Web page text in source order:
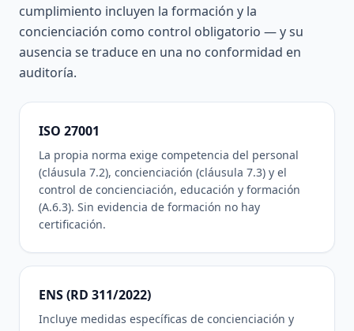
cumplimiento incluyen la formación y la
concienciación como control obligatorio — y su
ausencia se traduce en una no conformidad en
auditoría.
ISO 27001
La propia norma exige competencia del personal
(cláusula 7.2), concienciación (cláusula 7.3) y el
control de concienciación, educación y formación
(A.6.3). Sin evidencia de formación no hay
certificación.
ENS (RD 311/2022)
Incluye medidas específicas de concienciación y